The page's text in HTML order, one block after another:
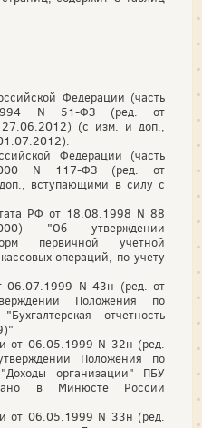
Федерации (часть
N 51-ФЗ (ред. от
(с изм. и доп.,
Федерации (часть
N 117-ФЗ (ред. от
вступающими в силу с
РФ от 18.08.1998 N 88
"Об утверждении
первичной учетной
операций, по учету
06.07.1999 N 43н (ред. от
Положения по
отчетность
от 06.05.1999 N 32н (ред.
Положения по
"Доходы организации" ПБУ
в Минюсте России
от 06.05.1999 N 33н (ред.